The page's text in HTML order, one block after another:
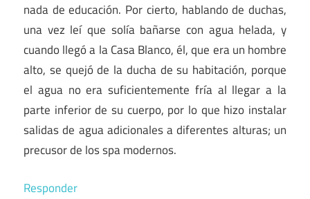
nada de educación. Por cierto, hablando de duchas,
una vez leí que solía bañarse con agua helada, y
cuando llegó a la Casa Blanco, él, que era un hombre
alto, se quejó de la ducha de su habitación, porque
el agua no era suficientemente fría al llegar a la
parte inferior de su cuerpo, por lo que hizo instalar
salidas de agua adicionales a diferentes alturas; un
precusor de los spa modernos.
Responder